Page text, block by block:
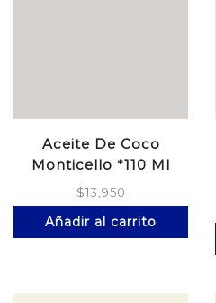
Aceite De Coco
Monticello *110 Ml
$13,950
Añadir al carrito